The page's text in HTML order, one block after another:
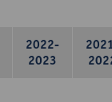
2022-
2023